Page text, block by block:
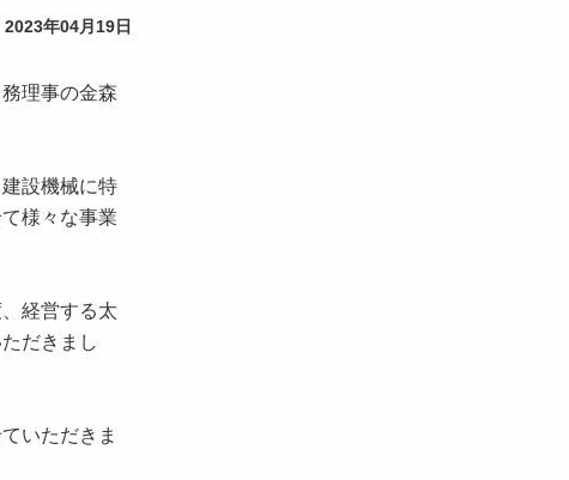
2023年04月19日
理事の金森
設機械に特
様々な事業
経営する太
だきまし
いただきま